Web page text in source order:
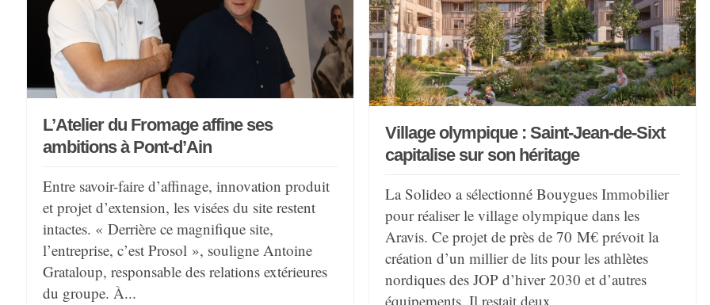
L’Atelier du Fromage affine ses
ambitions à Pont-d’Ain
Entre savoir-faire d’affinage, innovation produit
et projet d’extension, les visées du site restent
intactes. « Derrière ce magnifique site,
l’entreprise, c’est Prosol », souligne Antoine
Grataloup, responsable des relations extérieures
du groupe. À...
Village olympique : Saint-Jean-de-Sixt
capitalise sur son héritage
La Solideo a sélectionné Bouygues Immobilier
pour réaliser le village olympique dans les
Aravis. Ce projet de près de 70 M€ prévoit la
création d’un millier de lits pour les athlètes
nordiques des JOP d’hiver 2030 et d’autres
équipements. Il restait deux...